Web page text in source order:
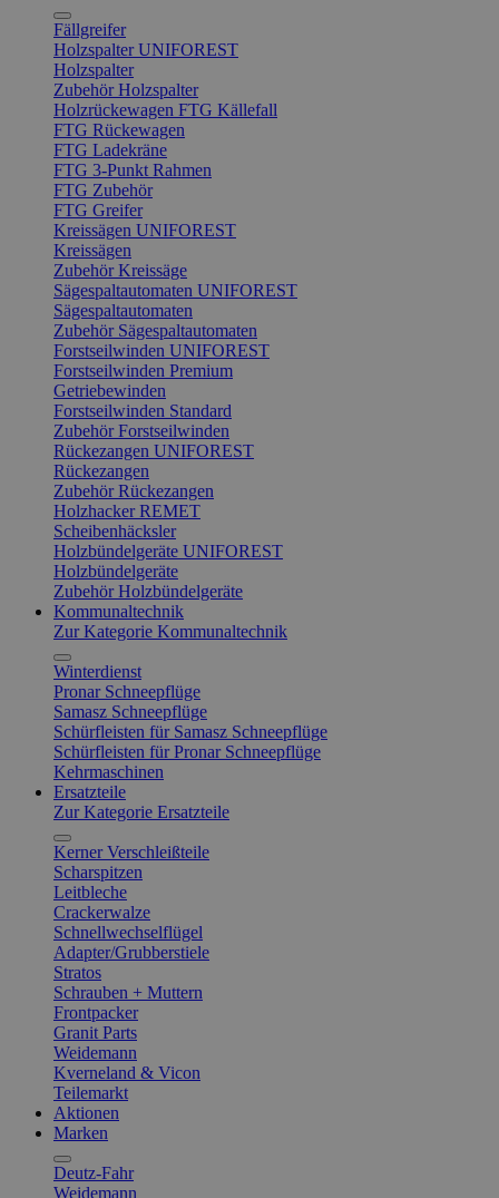
Fällgreifer
Holzspalter UNIFOREST
Holzspalter
Zubehör Holzspalter
Holzrückewagen FTG Källefall
FTG Rückewagen
FTG Ladekräne
FTG 3-Punkt Rahmen
FTG Zubehör
FTG Greifer
Kreissägen UNIFOREST
Kreissägen
Zubehör Kreissäge
Sägespaltautomaten UNIFOREST
Sägespaltautomaten
Zubehör Sägespaltautomaten
Forstseilwinden UNIFOREST
Forstseilwinden Premium
Getriebewinden
Forstseilwinden Standard
Zubehör Forstseilwinden
Rückezangen UNIFOREST
Rückezangen
Zubehör Rückezangen
Holzhacker REMET
Scheibenhäcksler
Holzbündelgeräte UNIFOREST
Holzbündelgeräte
Zubehör Holzbündelgeräte
Kommunaltechnik
Zur Kategorie Kommunaltechnik
Winterdienst
Pronar Schneepflüge
Samasz Schneepflüge
Schürfleisten für Samasz Schneepflüge
Schürfleisten für Pronar Schneepflüge
Kehrmaschinen
Ersatzteile
Zur Kategorie Ersatzteile
Kerner Verschleißteile
Scharspitzen
Leitbleche
Crackerwalze
Schnellwechselflügel
Adapter/Grubberstiele
Stratos
Schrauben + Muttern
Frontpacker
Granit Parts
Weidemann
Kverneland & Vicon
Teilemarkt
Aktionen
Marken
Deutz-Fahr
Weidemann